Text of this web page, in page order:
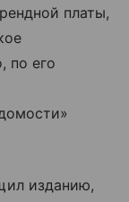
платы,
по его
изданию,